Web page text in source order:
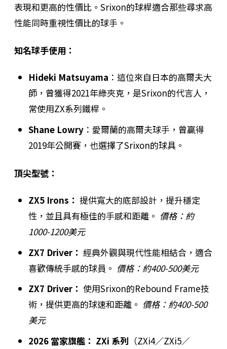
表現和更高的性價比。Srixon的球桿適合那些尋求高
性能同時重視性價比的球手。
知名球手使用：
Hideki Matsuyama ：這位來自日本的高爾夫大
師，曾獲得2021年綠夾克，是Srixon的代言人，
常使用ZX系列鐵桿。
Shane Lowry ：愛爾蘭的高爾夫球手，曾贏得
2019年公開賽，也選擇了Srixon的球具。
頂尖型號：
ZX5 Irons： 提供寬大的底部設計，提升穩定
性，並且具有極佳的手感和距離。 價格：約
1000-1200美元
ZX7 Driver： 經典外觀與現代性能相結合，適合
喜歡傳統手感的球員。 價格：約400-500美元
ZX7 Driver： 使用Srixon的Rebound Frame技
術，提供更高的球速和距離。 價格：約400-500
美元
2026 當家旗艦： ZXi 系列 （ZXi4／ZXi5／